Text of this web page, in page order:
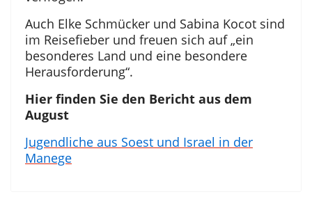
Auch Elke Schmücker und Sabina Kocot sind
im Reisefieber und freuen sich auf „ein
besonderes Land und eine besondere
Herausforderung“.
Hier finden Sie den Bericht aus dem
August
Jugendliche aus Soest und Israel in der
Manege